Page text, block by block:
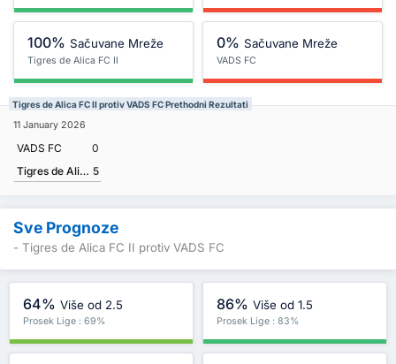
100% Sačuvane Mreže
Tigres de Alica FC II
0% Sačuvane Mreže
VADS FC
Tigres de Alica FC II protiv VADS FC Prethodni Rezultati
11 January 2026
VADS FC
0
Tigres de Alica FC II 5
Sve Prognoze
- Tigres de Alica FC II protiv VADS FC
64% Više od 2.5
Prosek Lige : 69%
86% Više od 1.5
Prosek Lige : 83%